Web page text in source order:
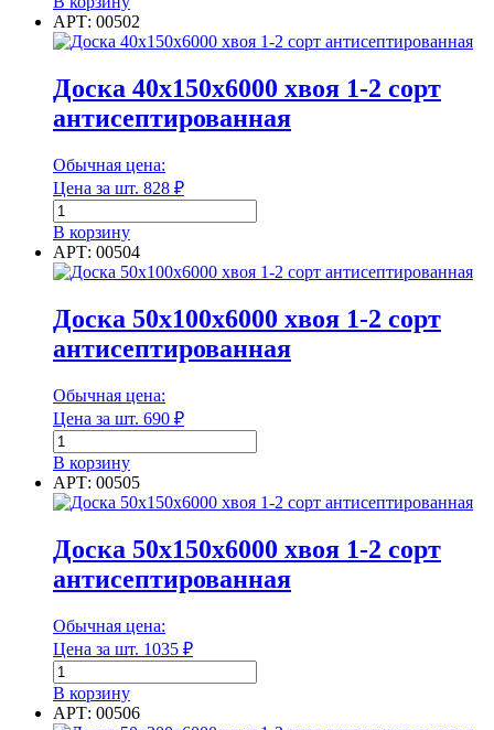
Макс. рабочая температура
Марка
Марка плотности
Марка плотности
Марка по морозостойкости (F)
Марка по морозостойкости (F)
Марка стали
Мин. рабочая температура
Доска
25х100х6000
хвоя
1-
2
сорт
антисептированная
АРТ: 00502
Доска 40х150х6000 хвоя 1-2 сорт
антисептированная
Обычная цена:
Цена за шт. 828 ₽
Количество
товара
Доска
40х150х6000
хвоя
1-
2
сорт
антисептированная
В корзину
АРТ: 00504
Доска 50х100х6000 хвоя 1-2 сорт
антисептированная
Обычная цена:
Цена за шт. 690 ₽
Количество
товара
Доска
50х100х6000
хвоя
1-
2
сорт
антисептированная
В корзину
АРТ: 00505
Доска 50х150х6000 хвоя 1-2 сорт
антисептированная
Обычная цена:
Цена за шт. 1035 ₽
Количество
товара
Доска
В корзину
АРТ: 00506